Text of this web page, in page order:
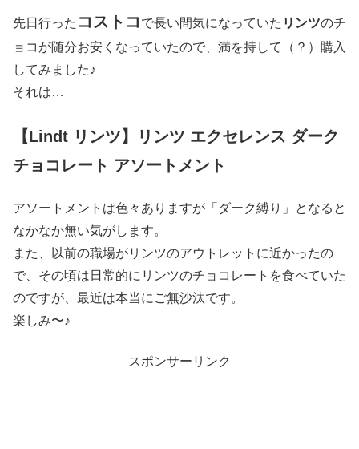
先日行った コストコ で長い間気になっていた リンツのチ
ョコが随分お安くなっていたので、満を持して（？）購入
してみました♪
それは…
【Lindt リンツ】リンツ エクセレンス ダーク
チョコレート アソートメント
アソートメントは色々ありますが「ダーク縛り」となると
なかなか無い気がします。
また、以前の職場がリンツのアウトレットに近かったの
で、その頃は日常的にリンツのチョコレートを食べていた
のですが、最近は本当にご無沙汰です。
楽しみ〜♪
スポンサーリンク